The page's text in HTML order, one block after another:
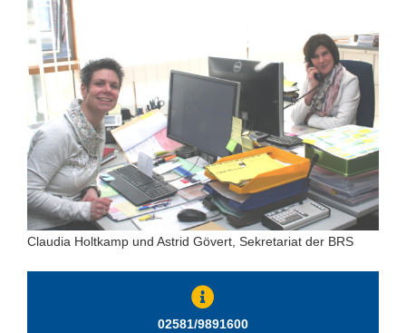
Claudia Holtkamp und Astrid Gövert, Sekretariat der BRS
02581/9891600